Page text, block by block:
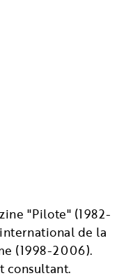
"Pilote" (1982-
de la
(1998-2006).
consultant.